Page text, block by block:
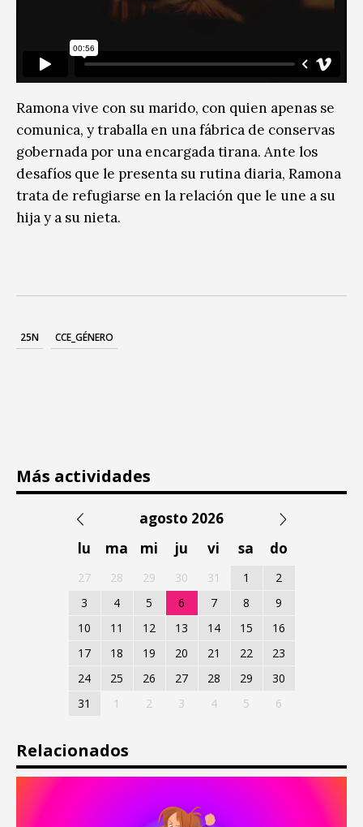
Ramona vive con su marido, con quien apenas se
comunica, y traballa en una fábrica de conservas
gobernada por una encargada tirana. Ante los
desafíos que le presenta su rutina diaria, Ramona
trata de refugiarse en la relación que le une a su
hija y a su nieta.
25N CCE_GÉNERO
Más actividades
agosto 2026
lu
ma mi ju vi sa do
27 28 29 30 31 1
2
3
4 5 6 7 8
9
10
11 12 13 14 15
16
17
18 19 20 21 22
23
24
25 26 27 28 29
30
31
1 2 3 4 5 6
Relacionados